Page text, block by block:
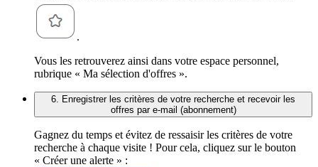
.
Vous les retrouverez ainsi dans votre espace personnel,
rubrique « Ma sélection d'offres ».
6. Enregistrer les critères de votre recherche et recevoir les
offres par e-mail (abonnement)
Gagnez du temps et évitez de ressaisir les critères de votre
recherche à chaque visite ! Pour cela, cliquez sur le bouton
« Créer une alerte » :